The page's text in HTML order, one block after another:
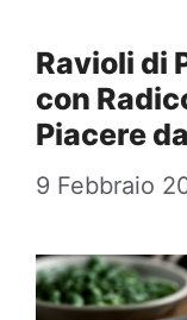
Ravioli di
con
Piacere
9 Febbraio